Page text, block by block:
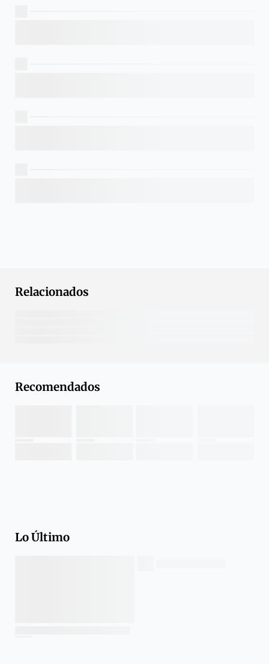
Relacionados
Recomendados
Lo Último